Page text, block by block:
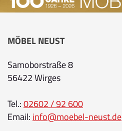
MÖBEL NEUST
Samoborstraße 8
56422 Wirges
Tel.:02602 / 92 600
Email: info@moebel-neust.de